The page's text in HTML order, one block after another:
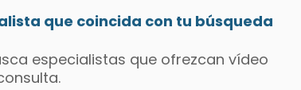
que coincida con tu búsqueda
especialistas que ofrezcan vídeo